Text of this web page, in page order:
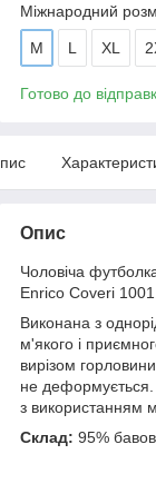
Міжнародний
M L XL
Готово до
Опис
Чоловіча
Enrico Coveri 1001.
Виконана з
м'якого і
вирізом
не деформується.
з використанням
Склад: 95%